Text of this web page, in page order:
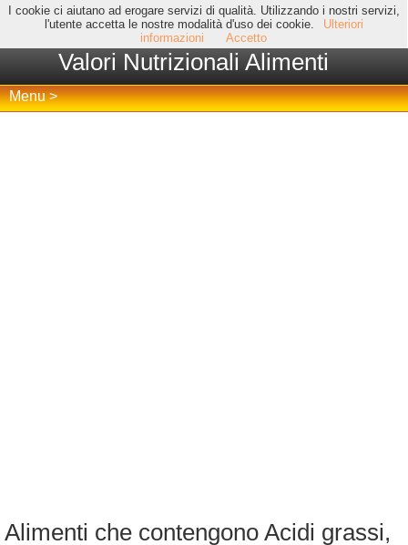
I cookie ci aiutano ad erogare servizi di qualità. Utilizzando i nostri servizi,
l'utente accetta le nostre modalità d'uso dei cookie.
Ulteriori
informazioni
Accetto
Valori Nutrizionali Alimenti
Menu >
Alimenti che contengono Acidi grassi,